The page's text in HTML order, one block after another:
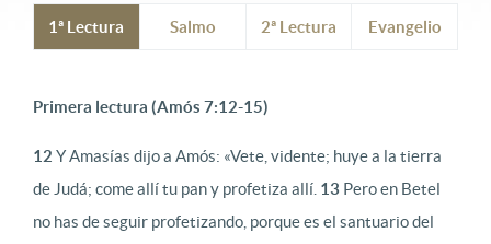
1ª Lectura Salmo 2ª Lectura Evangelio
Primera lectura (Amós 7:12-15)
12 Y Amasías dijo a Amós: «Vete, vidente; huye a la tierra
de Judá; come allí tu pan y profetiza allí. 13 Pero en Betel
no has de seguir profetizando, porque es el santuario del